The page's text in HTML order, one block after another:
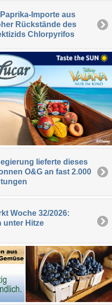
Importe aus
Rückstände des
Chlorpyrifos
lieferte dieses
O&G an fast 2.000
Woche 32/2026:
unter Hitze